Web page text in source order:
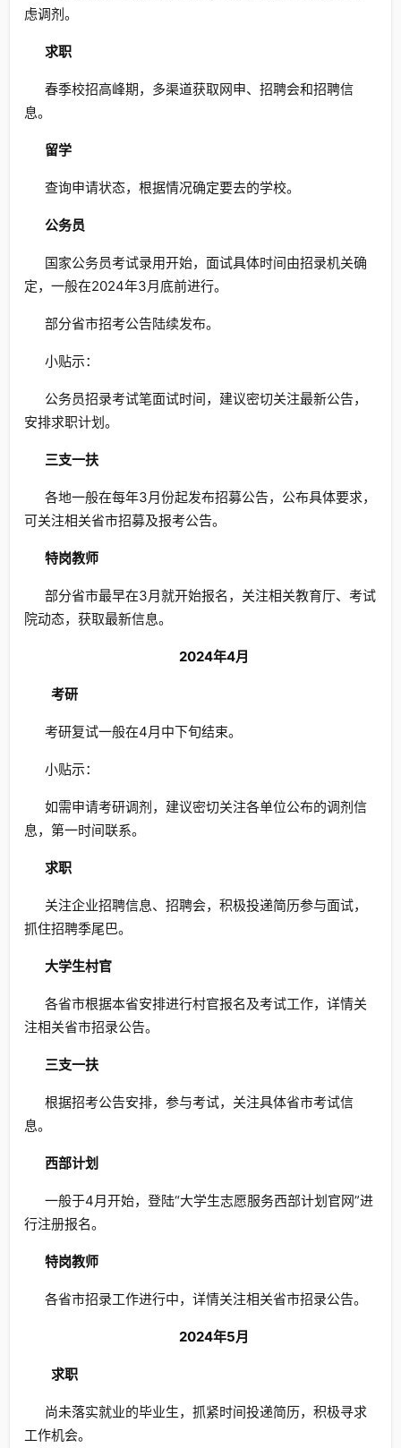
虑调剂。
求职
春季校招高峰期，多渠道获取网申、招聘会和招聘信
息。
留学
查询申请状态，根据情况确定要去的学校。
公务员
国家公务员考试录用开始，面试具体时间由招录机关确
定，一般在2024年3月底前进行。
部分省市招考公告陆续发布。
小贴示：
公务员招录考试笔面试时间，建议密切关注最新公告，
安排求职计划。
三支一扶
各地一般在每年3月份起发布招募公告，公布具体要求，
可关注相关省市招募及报考公告。
特岗教师
部分省市最早在3月就开始报名，关注相关教育厅、考试
院动态，获取最新信息。
2024年4月
考研
考研复试一般在4月中下旬结束。
小贴示：
如需申请考研调剂，建议密切关注各单位公布的调剂信
息，第一时间联系。
求职
关注企业招聘信息、招聘会，积极投递简历参与面试，
抓住招聘季尾巴。
大学生村官
各省市根据本省安排进行村官报名及考试工作，详情关
注相关省市招录公告。
三支一扶
根据招考公告安排，参与考试，关注具体省市考试信
息。
西部计划
一般于4月开始，登陆“大学生志愿服务西部计划官网”进
行注册报名。
特岗教师
各省市招录工作进行中，详情关注相关省市招录公告。
2024年5月
求职
尚未落实就业的毕业生，抓紧时间投递简历，积极寻求
工作机会。